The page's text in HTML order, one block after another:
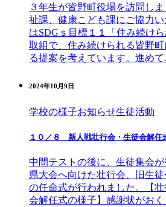
３年生が皆野町役場を訪問し
祉課、健康こども課にご協力
はSDGｓ目標１１「住み続け
取組で、住み続けられる皆野
る提案を考えています。進め
2024年10月9日
学校の様子お知らせ生徒活動
１０／８ 新人戦壮行会・生徒会解任
中間テストの後に、生徒集会
県大会へ向けた壮行会、旧生
の任命式が行われました。【
会解任式の様子】感謝状がお